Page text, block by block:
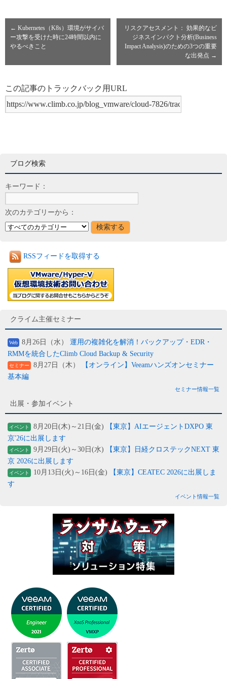
← Kubernetes（K8s）環境がサイバ
ー攻撃を受けた時に24時間以内に
やるべきこと
リスクアセスメント： 効果的なビ
ジネスインパクト分析(Business
Impact Analysis)のための3つの重要
な出発点 →
この記事のトラックバック用URL
ブログ検索
キーワード：
次のカテゴリーから：
RSSフィードを取得する
クライム主催セミナー
Web 8月26日（水） 運用の複雑化を解消！バックアップ・EDR・
RMMを統合したClimb Cloud Backup & Security
セミナー 8月27日（木）
【オンライン】Veeamハンズオンセミナー
基本編
セミナー情報一覧
出展・参加イベント
イベント 8月20日(木)～21日(金)
【東京】AIエージェントDXPO 東
京'26に出展します
イベント 9月29日(火)～30日(水)
【東京】日経クロステックNEXT 東
京 2026に出展します
イベント 10月13日(火)～16日(金)
【東京】CEATEC 2026に出展しま
す
イベント情報一覧